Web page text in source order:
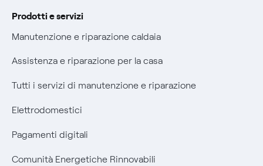
Prodotti e servizi
Manutenzione e riparazione caldaia
Assistenza e riparazione per la casa
Tutti i servizi di manutenzione e riparazione
Elettrodomestici
Pagamenti digitali
Comunità Energetiche Rinnovabili